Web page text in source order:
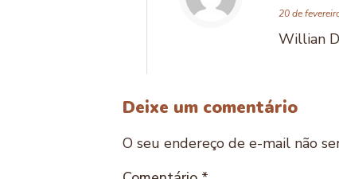
20 de
Willian
Deixe um comentário
O seu endereço de e-mail não